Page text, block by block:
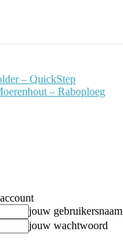
– QuickStep
– Raboploeg
jouw gebruikersnaam
jouw wachtwoord